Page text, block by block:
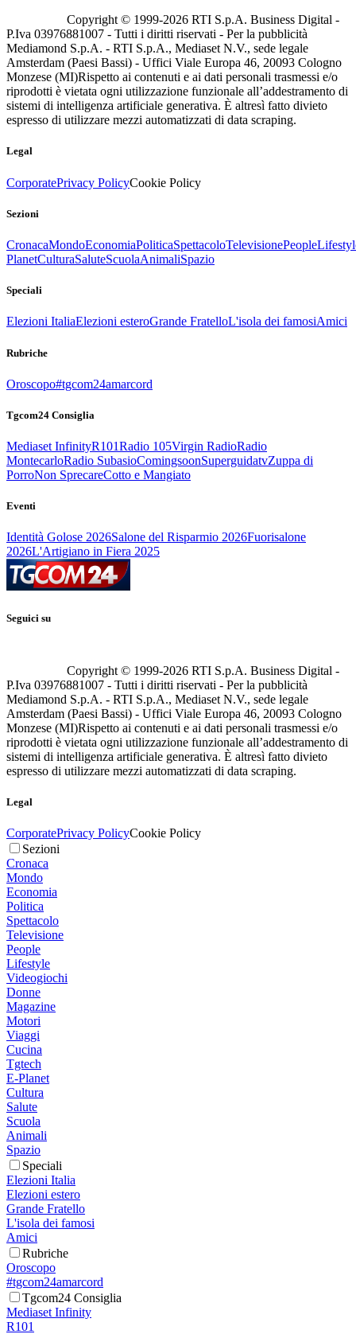
Copyright © 1999-2026 RTI S.p.A. Business Digital -
P.Iva 03976881007 - Tutti i diritti riservati - Per la pubblicità
Mediamond S.p.A. - RTI S.p.A., Mediaset N.V., sede legale
Amsterdam (Paesi Bassi) - Uffici Viale Europa 46, 20093 Cologno
Monzese (MI)Rispetto ai contenuti e ai dati personali trasmessi e/o
riprodotti è vietata ogni utilizzazione funzionale all’addestramento di
sistemi di intelligenza artificiale generativa. È altresì fatto divieto
espresso di utilizzare mezzi automatizzati di data scraping.
Legal
CorporatePrivacy PolicyCookie Policy
Sezioni
CronacaMondoEconomiaPoliticaSpettacoloTelevisionePeople
PlanetCulturaSaluteScuolaAnimaliSpazio
Speciali
Elezioni ItaliaElezioni esteroGrande FratelloL'isola dei famosiAmici
Rubriche
Oroscopo#tgcom24amarcord
Tgcom24 Consiglia
Mediaset InfinityR101Radio 105Virgin RadioRadio
MontecarloRadio SubasioComingsoonSuperguidatvZuppa di
PorroNon SprecareCotto e Mangiato
Eventi
Identità Golose 2026Salone del Risparmio 2026Fuorisalone
2026L'Artigiano in Fiera 2025
Seguici su
Copyright © 1999-2026 RTI S.p.A. Business Digital -
P.Iva 03976881007 - Tutti i diritti riservati - Per la pubblicità
Mediamond S.p.A. - RTI S.p.A., Mediaset N.V., sede legale
Amsterdam (Paesi Bassi) - Uffici Viale Europa 46, 20093 Cologno
Monzese (MI)Rispetto ai contenuti e ai dati personali trasmessi e/o
riprodotti è vietata ogni utilizzazione funzionale all’addestramento di
sistemi di intelligenza artificiale generativa. È altresì fatto divieto
espresso di utilizzare mezzi automatizzati di data scraping.
Legal
CorporatePrivacy PolicyCookie Policy
Sezioni
Cronaca
Mondo
Economia
Politica
Spettacolo
Televisione
People
Lifestyle
Videogiochi
Donne
Magazine
Motori
Viaggi
Cucina
Tgtech
E-Planet
Cultura
Salute
Scuola
Animali
Spazio
Speciali
Elezioni Italia
Elezioni estero
Grande Fratello
L'isola dei famosi
Amici
Rubriche
Oroscopo
#tgcom24amarcord
Tgcom24 Consiglia
Mediaset Infinity
R101